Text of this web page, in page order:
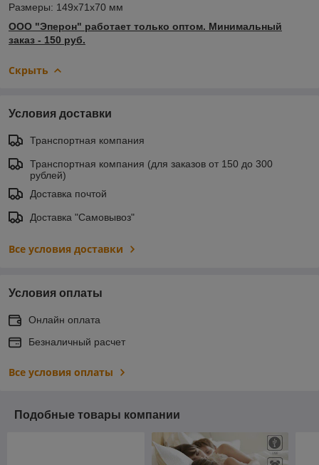
Размеры: 149x71x70 мм
ООО "Эперон" работает только оптом. Минимальный
заказ - 150 руб.
Скрыть
Условия доставки
Транспортная компания
Транспортная компания (для заказов от 150 до 300
рублей)
Доставка почтой
Доставка "Самовывоз"
Все условия доставки
Условия оплаты
Онлайн оплата
Безналичный расчет
Все условия оплаты
Подобные товары компании